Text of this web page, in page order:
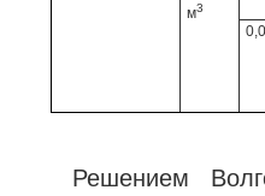
м3
Решением